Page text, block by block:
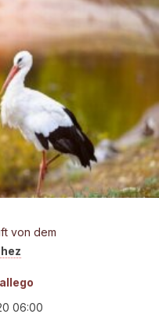
von dem
06:00